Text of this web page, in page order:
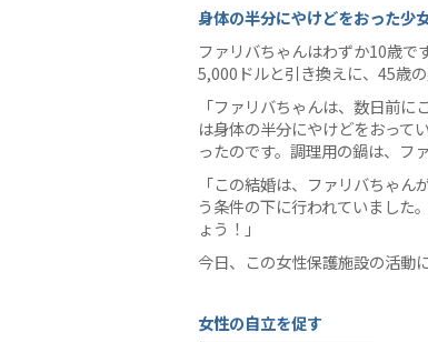
身体の半分にやけどをおった少
ファリバちゃんはわずか10歳で
5,000ドルと引き換えに、45歳
「ファリバちゃんは、数日前
は身体の半分にやけどをおって
ったのです。調理用の鍋は、フ
「この結婚は、ファリバちゃ
う条件の下に行われていました
ょう！」
今日、この女性保護施設の活動
女性の自立を促す